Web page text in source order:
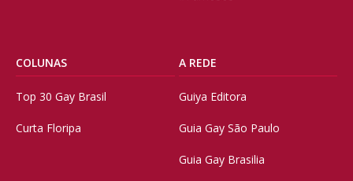
COLUNAS
Top 30 Gay Brasil
Curta Floripa
A REDE
Guiya Editora
Guia Gay São Paulo
Guia Gay Brasilia